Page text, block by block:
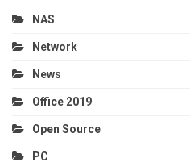
NAS
Network
News
Office 2019
Open Source
PC